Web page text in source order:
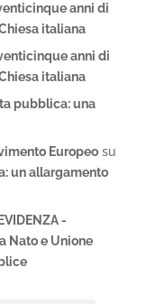
anni di
italiana
anni di
italiana
pubblica: una
Europeosu
un allargamento
-
Nato e Unione